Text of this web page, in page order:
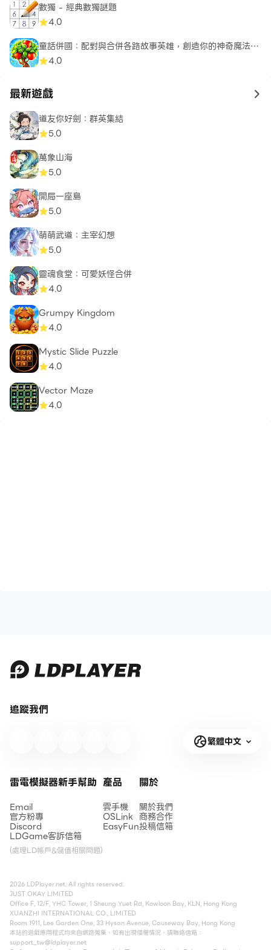
數獨 - 經典數獨謎題
4.0
童話併國：配對與合併各路故事英雄，創造你的神奇魔法世
界4.0
最新遊戲 to
道友你好劍：群英集結
5.0
萬象山海
5.0
開局一座島
5.0
萌萌武道：主宰幻想
5.0
靈魂食堂：可愛妖怪合併
4.0
Grumpy Kingdom
4.0
Mystic Slide Puzzle
4.0
Vector Maze
4.0
追蹤我們
繁體中文
雷電模擬器新手幫助
Email
官方粉專
Discord
LDGame客訴信箱
(處理LD帳戶&儲值相關問題)
產品
雲手機
OSLink
EasyFun
關於
關於我們
商務合作
投稿信箱
2026 LDPlayer.net. All rights reserved.
JUST OKAY LIMITED
Office F, 12/F, YHC Tower, 1 Sheung Yuet Rd, Kowloon Bay, KLN, Hong Kong
XUANZHI INTERNATIONAL CO., LIMITED
Room 1911, Lee Garden One, 33 Hysan Avenue, Causeway Bay, Hong Kong
本站的遊戲應用程式均來自網路蒐集，如有出現侵權情況，請聯絡信箱：
support_tw@ldplayer.net